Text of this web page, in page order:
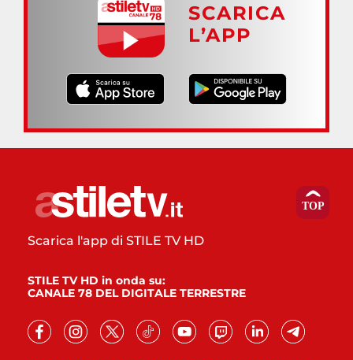
SCARICA
L’APP
Scarica l'app di STILE TV HD
STILE TV HD in onda su:
CANALE 78 DEL DIGITALE TERRESTRE